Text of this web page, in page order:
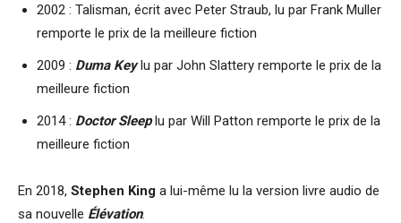
2002 : Talisman, écrit avec Peter Straub, lu par Frank Muller
remporte le prix de la meilleure fiction
2009 : Duma Keylu par John Slattery remporte le prix de la
meilleure fiction
2014 : Doctor Sleeplu par Will Patton remporte le prix de la
meilleure fiction
En 2018, Stephen King a lui-même lu la version livre audio de
sa nouvelle Élévation.